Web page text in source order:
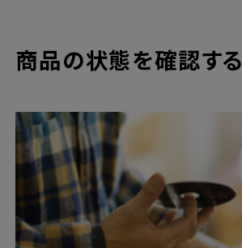
商品の状態を確認する